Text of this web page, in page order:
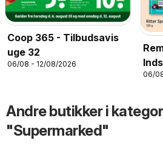
Coop 365 - Tilbudsavis
uge 32
06/08 - 12/08/2026
06/
Andre butikker i
"Supermarked"